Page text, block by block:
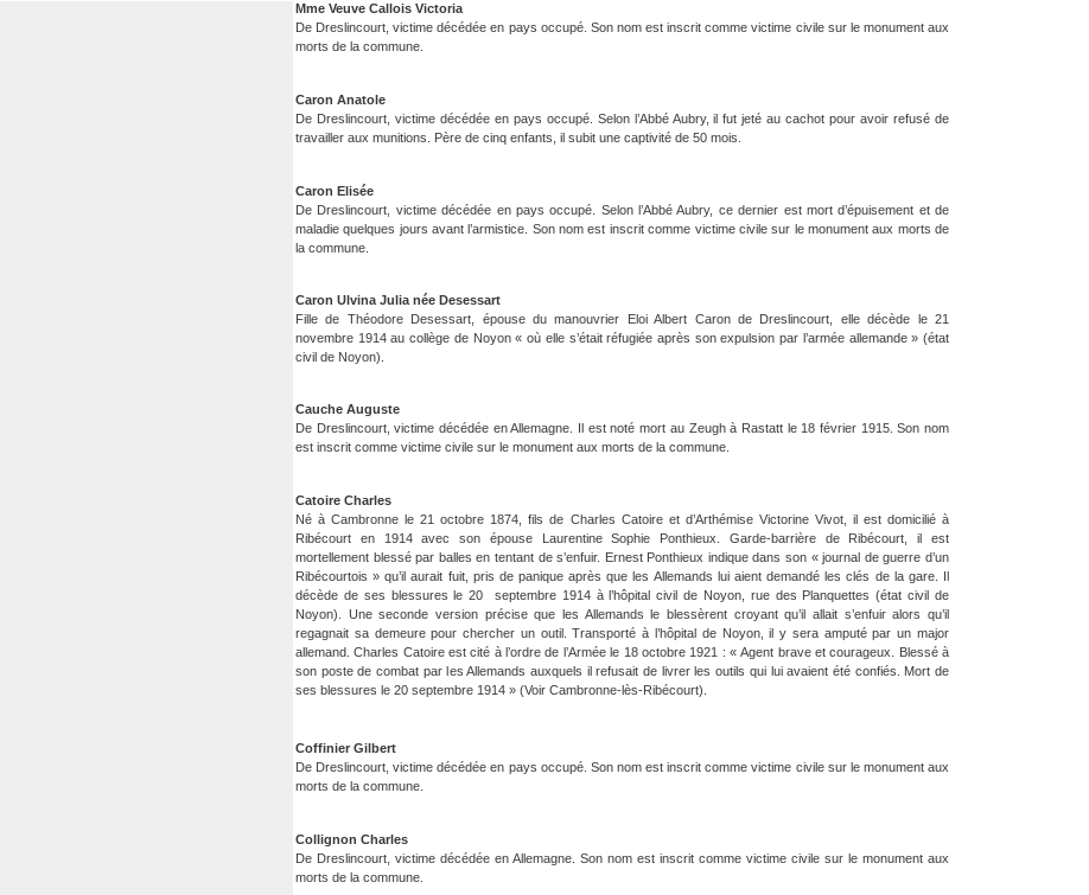
Mme Veuve Callois Victoria
De Dreslincourt, victime décédée en pays occupé. Son nom est inscrit comme victime civile sur le monument aux
morts de la commune.
Caron Anatole
De Dreslincourt, victime décédée en pays occupé. Selon l’Abbé Aubry, il fut jeté au cachot pour avoir refusé de
travailler aux munitions. Père de cinq enfants, il subit une captivité de 50 mois.
Caron Elisée
De Dreslincourt, victime décédée en pays occupé. Selon l’Abbé Aubry, ce dernier est mort d’épuisement et de
maladie quelques jours avant l’armistice. Son nom est inscrit comme victime civile sur le monument aux morts de
la commune.
Caron Ulvina Julia née Desessart
Fille de Théodore Desessart, épouse du manouvrier Eloi Albert Caron de Dreslincourt, elle décède le 21
novembre 1914 au collège de Noyon « où elle s’était réfugiée après son expulsion par l’armée allemande » (état
civil de Noyon).
Cauche Auguste
De Dreslincourt, victime décédée en Allemagne. Il est noté mort au Zeugh à Rastatt le 18 février 1915. Son nom
est inscrit comme victime civile sur le monument aux morts de la commune.
Catoire Charles
Né à Cambronne le 21 octobre 1874, fils de Charles Catoire et d’Arthémise Victorine Vivot, il est domicilié à
Ribécourt en 1914 avec son épouse Laurentine Sophie Ponthieux. Garde-barrière de Ribécourt, il est
mortellement blessé par balles en tentant de s’enfuir. Ernest Ponthieux indique dans son « journal de guerre d’un
Ribécourtois » qu’il aurait fuit, pris de panique après que les Allemands lui aient demandé les clés de la gare. Il
décède de ses blessures le 20 septembre 1914 à l’hôpital civil de Noyon, rue des Planquettes (état civil de
Noyon). Une seconde version précise que les Allemands le blessèrent croyant qu’il allait s’enfuir alors qu’il
regagnait sa demeure pour chercher un outil. Transporté à l’hôpital de Noyon, il y sera amputé par un major
allemand. Charles Catoire est cité à l’ordre de l’Armée le 18 octobre 1921 : « Agent brave et courageux. Blessé à
son poste de combat par les Allemands auxquels il refusait de livrer les outils qui lui avaient été confiés. Mort de
ses blessures le 20 septembre 1914 » (Voir Cambronne-lès-Ribécourt).
Coffinier Gilbert
De Dreslincourt, victime décédée en pays occupé. Son nom est inscrit comme victime civile sur le monument aux
morts de la commune.
Collignon Charles
De Dreslincourt, victime décédée en Allemagne. Son nom est inscrit comme victime civile sur le monument aux
morts de la commune.